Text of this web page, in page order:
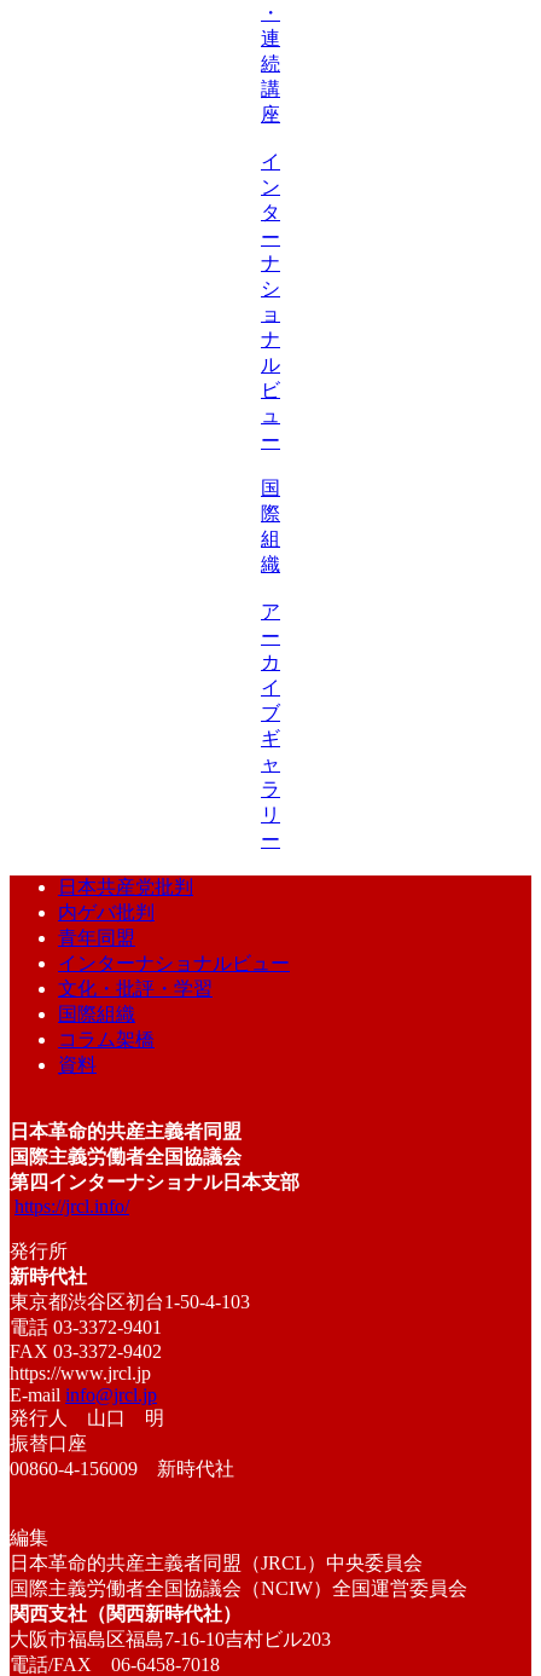
・
連
続
講
座
イ
ン
タ
ー
ナ
シ
ョ
ナ
ル
ビ
ュ
ー
国
際
組
織
ア
ー
カ
イ
ブ
ギ
ャ
ラ
リ
ー
日本共産党批判
内ゲバ批判
青年同盟
インターナショナルビュー
文化・批評・学習
国際組織
コラム架橋
資料
日本革命的共産主義者同盟
国際主義労働者全国協議会
第四インターナショナル日本支部
https://jrcl.info/
発行所
新時代社
東京都渋谷区初台1-50-4-103
電話 03-3372-9401
FAX 03-3372-9402
https://www.jrcl.jp
E-mail info@jrcl.jp
発行人 山口 明
振替口座
00860-4-156009 新時代社
編集
日本革命的共産主義者同盟（JRCL）中央委員会
国際主義労働者全国協議会（NCIW）全国運営委員会
関西支社（関西新時代社）
大阪市福島区福島7-16-10吉村ビル203
電話/FAX 06-6458-7018